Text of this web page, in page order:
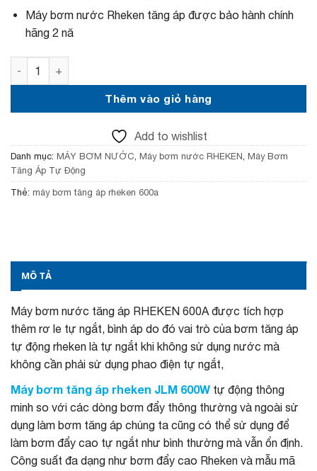
0
5
₫
.
Máy bơm nước Rheken tăng áp được bảo hành chính
hãng 2 nă
Máy bơm nước tăng áp RHEKEN JLM 600A Điện Tử số
Thêm vào giỏ hàng
Add to wishlist
Danh mục: MÁY BƠM NƯỚC Máy bơm nước RHEKEN Máy Bơm
Tăng Áp Tự Động
Thẻ: máy bơm tăng áp rheken 600a
MÔ TẢ
Máy bơm nước tăng áp RHEKEN 600A được tích hợp
thêm rơ le tự ngắt, bình áp do đó vai trò của bơm tăng áp
tự động rheken là tự ngắt khi không sử dụng nước mà
không cần phải sử dụng phao điện tự ngắt,
Máy bơm tăng áp rheken JLM 600W tự động thông
minh so với các dòng bơm đẩy thông thường và ngoài sử
dụng làm bơm tăng áp chúng ta cũng có thể sử dụng để
làm bơm đẩy cao tự ngắt như bình thường mà vẫn ổn định.
Công suất đa dạng như bơm đẩy cao Rheken và mẫu mã